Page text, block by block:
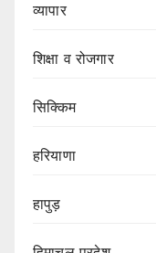
व्यापार
शिक्षा व रोजगार
सिक्किम
हरियाणा
हापुड़